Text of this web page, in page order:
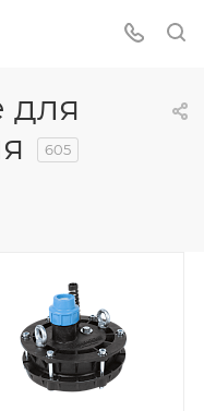
для
605